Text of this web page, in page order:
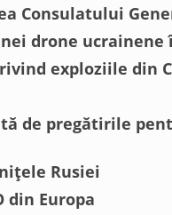
Consulatului
drone ucrainene
exploziile din
de pregătirile
Rusiei
din Europa